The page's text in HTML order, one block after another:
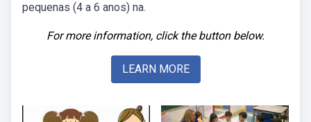
pequenas (4 a 6 anos) na.
For more information, click the button below.
LEARN MORE